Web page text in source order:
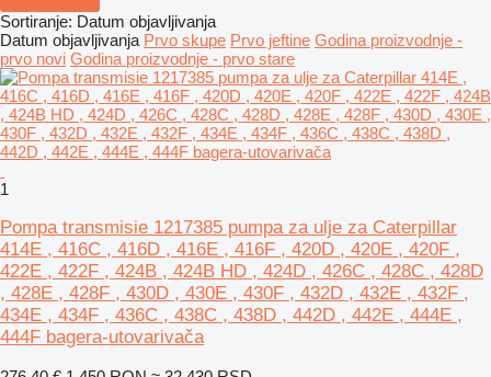
Sortiranje: Datum objavljivanja
Datum objavljivanja Prvo skupe Prvo jeftine Godina proizvodnje -
prvo novi Godina proizvodnje - prvo stare
1
Pompa transmisie 1217385 pumpa za ulje za Caterpillar
414E , 416C , 416D , 416E , 416F , 420D , 420E , 420F ,
422E , 422F , 424B , 424B HD , 424D , 426C , 428C , 428D
, 428E , 428F , 430D , 430E , 430F , 432D , 432E , 432F ,
434E , 434F , 436C , 438C , 438D , 442D , 442E , 444E ,
444F bagera-utovarivača